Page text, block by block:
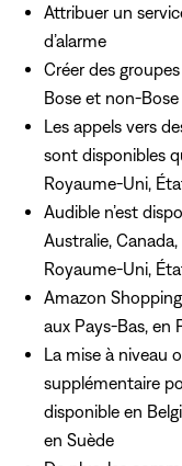
Attribuer un
d’alarme
Créer des
Bose et non-Bose
Les appels vers
sont disponibles
Royaume-Uni,
Audible n’est
Australie,
Royaume-Uni,
Amazon
aux Pays-Bas, en
La mise à niveau
supplémentaire
disponible en
en Suède